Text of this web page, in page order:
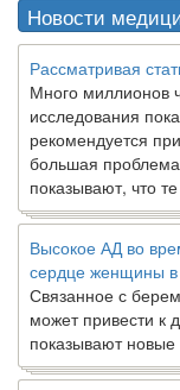
Новости
Рассматривая
Много миллионов
исследования
рекомендуется
большая
показывают, что
Высокое АД во
сердце женщины в
Связанное с
может привести к
показывают